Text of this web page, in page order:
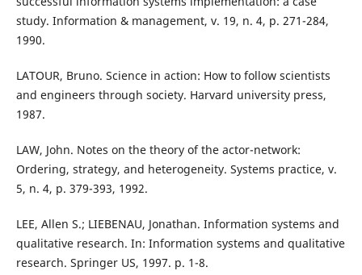
study. Information & management, v. 19, n. 4, p. 271-284,
1990.
LATOUR, Bruno. Science in action: How to follow scientists
and engineers through society. Harvard university press,
1987.
LAW, John. Notes on the theory of the actor-network:
Ordering, strategy, and heterogeneity. Systems practice, v.
5, n. 4, p. 379-393, 1992.
LEE, Allen S.; LIEBENAU, Jonathan. Information systems and
qualitative research. In: Information systems and qualitative
research. Springer US, 1997. p. 1-8.